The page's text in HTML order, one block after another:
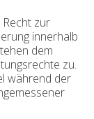
zur
innerhalb
dem
zu.
während der